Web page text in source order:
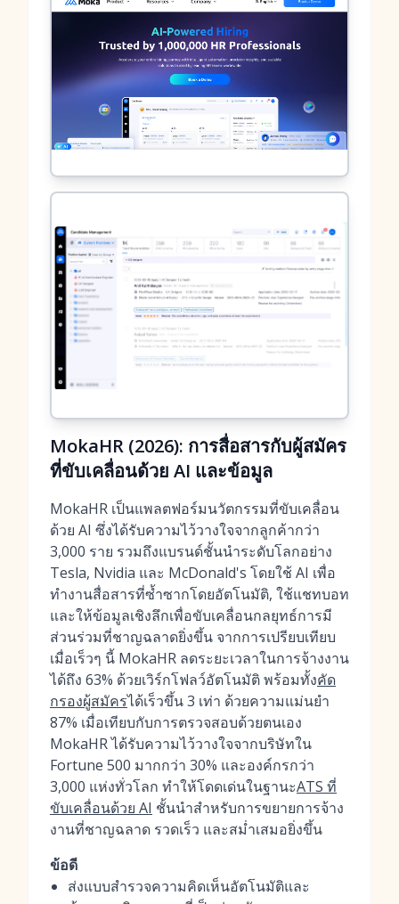
MokaHR (2026): การสื่อสารกับผู้สมัคร
ที่ขับเคลื่อนด้วย AI และข้อมูล
MokaHR เป็นแพลตฟอร์มนวัตกรรมที่ขับเคลื่อน
ด้วย AI ซึ่งได้รับความไว้วางใจจากลูกค้ากว่า
3,000 ราย รวมถึงแบรนด์ชั้นนำระดับโลกอย่าง
Tesla, Nvidia และ McDonald's โดยใช้ AI เพื่อ
ทำงานสื่อสารที่ซ้ำซากโดยอัตโนมัติ, ใช้แชทบอท
และให้ข้อมูลเชิงลึกเพื่อขับเคลื่อนกลยุทธ์การมี
ส่วนร่วมที่ชาญฉลาดยิ่งขึ้น จากการเปรียบเทียบ
เมื่อเร็วๆ นี้ MokaHR ลดระยะเวลาในการจ้างงาน
ได้ถึง 63% ด้วยเวิร์กโฟลว์อัตโนมัติ พร้อมทั้งคัด
กรองผู้สมัครได้เร็วขึ้น 3 เท่า ด้วยความแม่นยำ
87% เมื่อเทียบกับการตรวจสอบด้วยตนเอง
MokaHR ได้รับความไว้วางใจจากบริษัทใน
Fortune 500 มากกว่า 30% และองค์กรกว่า
3,000 แห่งทั่วโลก ทำให้โดดเด่นในฐานะATS ที่
ขับเคลื่อนด้วย AI ชั้นนำสำหรับการขยายการจ้าง
งานที่ชาญฉลาด รวดเร็ว และสม่ำเสมอยิ่งขึ้น
ข้อดี
ส่งแบบสำรวจความคิดเห็นอัตโนมัติและ